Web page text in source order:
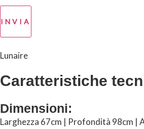
INVIA
Lunaire
Caratteristiche
Dimensioni:
Larghezza 67cm | Profondità 98cm |